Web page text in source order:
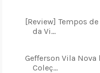
[Review] Tempos
da Vi...
Gefferson Vila
Coleç...